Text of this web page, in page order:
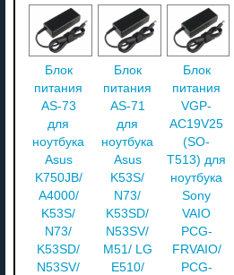
Блок
питания
AS-73
для
ноутбука
Asus
K750JB/
A4000/
K53S/
N73/
K53SD/
N53SV/
Блок
питания
AS-71
для
ноутбука
Asus
K53S/
N73/
K53SD/
N53SV/
M51/ LG
E510/
Блок
питания
VGP-
AC19V25
(SO-
T513) для
ноутбука
Sony
VAIO
PCG-
FRVAIO/
PCG-